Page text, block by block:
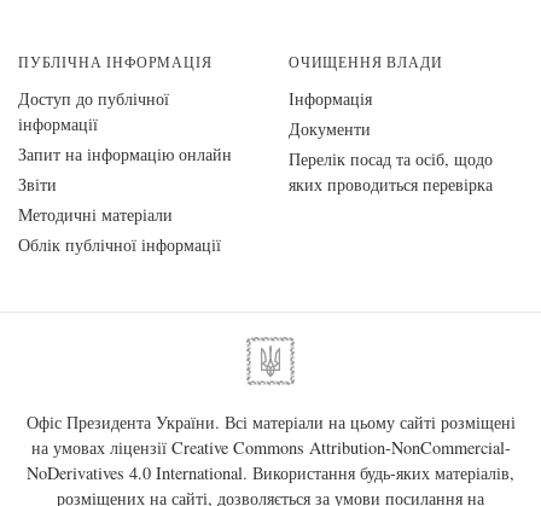
ПУБЛІЧНА ІНФОРМАЦІЯ
Доступ до публічної
інформації
Запит на інформацію онлайн
Звіти
Методичні матеріали
Облік публічної інформації
ОЧИЩЕННЯ ВЛАДИ
Інформація
Документи
Перелік посад та осіб, щодо
яких проводиться перевірка
Офіс Президента України. Всі матеріали на цьому сайті розміщені
на умовах ліцензії Creative Commons Attribution-NonCommercial-
NoDerivatives 4.0 International. Використання будь-яких матеріалів,
розміщених на сайті, дозволяється за умови посилання на